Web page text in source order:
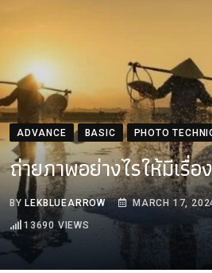
ADVANCE BASIC PHOTO
ถ่ายภาพอย่างไรให้มีเรื่อ
BYLEKBLUEARROW MARCH 17,
13690 VIEWS